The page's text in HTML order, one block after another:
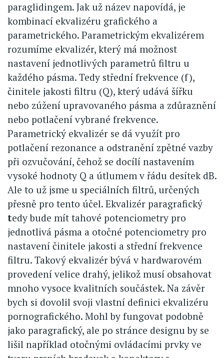
paraglidingem. Jak už název napovídá, je
kombinací ekvalizéru grafického a
parametrického. Parametrickým ekvalizérem
rozumíme ekvalizér, který má možnost
nastavení jednotlivých parametrů filtru u
každého pásma. Tedy střední frekvence (f),
činitele jakosti filtru (Q), který udává šířku
nebo zúžení upravovaného pásma a zdůraznění
nebo potlačení vybrané frekvence.
Parametrický ekvalizér se dá využít pro
potlačení rezonance a odstranění zpětné vazby
při ozvučování, čehož se docílí nastavením
vysoké hodnoty Q a útlumem v řádu desítek dB.
Ale to už jsme u speciálních filtrů, určených
přesně pro tento účel. Ekvalizér paragrafický
tedy bude mít tahové potenciometry pro
jednotlivá pásma a otočné potenciometry pro
nastavení činitele jakosti a střední frekvence
filtru. Takový ekvalizér bývá v hardwarovém
provedení velice drahý, jelikož musí obsahovat
mnoho vysoce kvalitních součástek. Na závěr
bych si dovolil svoji vlastní definici ekvalizéru
pornografického. Mohl by fungovat podobně
jako paragrafický, ale po stránce designu by se
lišil například otočnými ovládacími prvky ve